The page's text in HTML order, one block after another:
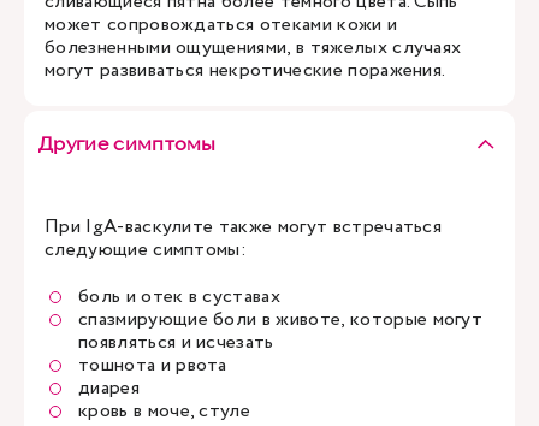
может сопровождаться отеками кожи и
болезненными ощущениями, в тяжелых случаях
могут развиваться некротические поражения.
Другие симптомы
При IgA-васкулите также могут встречаться
следующие симптомы:
боль и отек в суставах
спазмирующие боли в животе, которые могут
появляться и исчезать
тошнота и рвота
диарея
кровь в моче, стуле